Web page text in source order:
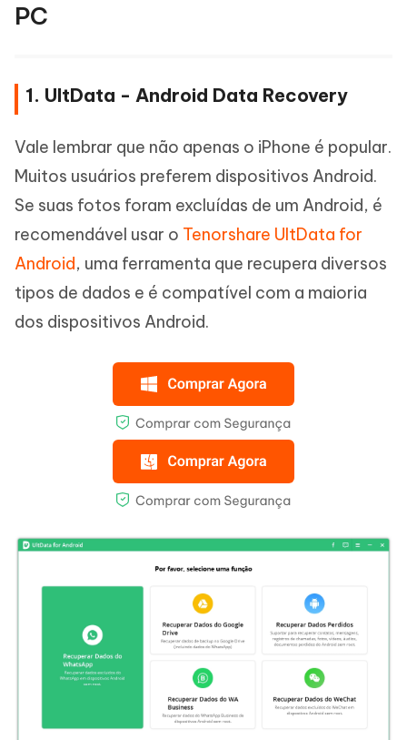
PC
1. UltData - Android Data Recovery
Vale lembrar que não apenas o iPhone é popular.
Muitos usuários preferem dispositivos Android.
Se suas fotos foram excluídas de um Android, é
recomendável usar o Tenorshare UltData for
Android, uma ferramenta que recupera diversos
tipos de dados e é compatível com a maioria
dos dispositivos Android.